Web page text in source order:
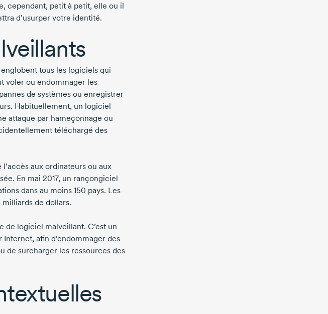
cependant, petit à petit, elle ou il
d’usurper votre identité.
tous les logiciels qui
voler ou endommager les
de systèmes ou enregistrer
Habituellement, un logiciel
attaque par hameçonnage ou
téléchargé des
aux ordinateurs ou aux
En mai 2017, un rançongiciel
dans au moins 150 pays. Les
de dollars.
de logiciel malveillant. C’est un
afin d’endommager des
de surcharger les ressources des